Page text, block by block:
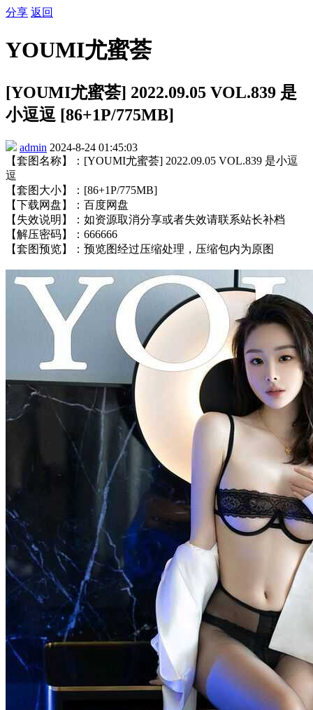
分享 返回
YOUMI尤蜜荟
[YOUMI尤蜜荟] 2022.09.05 VOL.839 是
小逗逗 [86+1P/775MB]
admin 2024-8-24 01:45:03
【套图名称】：[YOUMI尤蜜荟] 2022.09.05 VOL.839 是小逗
逗
【套图大小】：[86+1P/775MB]
【下载网盘】：百度网盘
【失效说明】：如资源取消分享或者失效请联系站长补档
【解压密码】：666666
【套图预览】：预览图经过压缩处理，压缩包内为原图